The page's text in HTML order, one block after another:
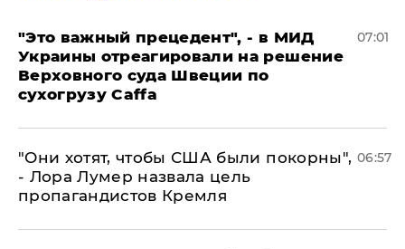
"Это важный прецедент", - в МИД
Украины отреагировали на решение
Верховного суда Швеции по
сухогрузу Caffa
07:01
"Они хотят, чтобы США были покорны",
- Лора Лумер назвала цель
пропагандистов Кремля
06:57